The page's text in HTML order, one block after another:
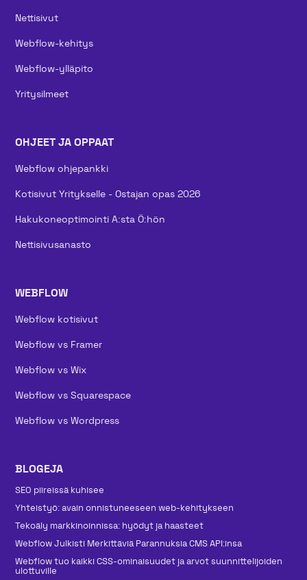
Nettisivut
Webflow-kehitys
Webflow-ylläpito
Yritysilmeet
OHJEET JA OPPAAT
Webflow ohjepankki
Kotisivut Yritykselle - Ostajan opas 2026
Hakukoneoptimointi A:sta Ö:hön
Nettisivusanasto
WEBFLOW
Webflow kotisivut
Webflow vs Framer
Webflow vs Wix
Webflow vs Squarespace
Webflow vs Wordpress
BLOGEJA
SEO piireissä kuhisee
Yhteistyö: avain onnistuneeseen web-kehitykseen
Tekoäly markkinoinnissa: hyödyt ja haasteet
Webflow Julkisti Merkittäviä Parannuksia CMS API:insa
Webflow tuo kaikki CSS-ominaisuudet ja arvot suunnittelijoiden
ulottuville